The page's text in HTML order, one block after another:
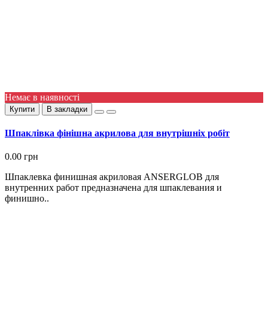
Немає в наявності
Купити В закладки
Шпаклівка фінішна акрилова для внутрішніх робіт
0.00 грн
Шпаклевка финишная акриловая ANSERGLOB для
внутренних работ предназначена для шпаклевания и
финишно..